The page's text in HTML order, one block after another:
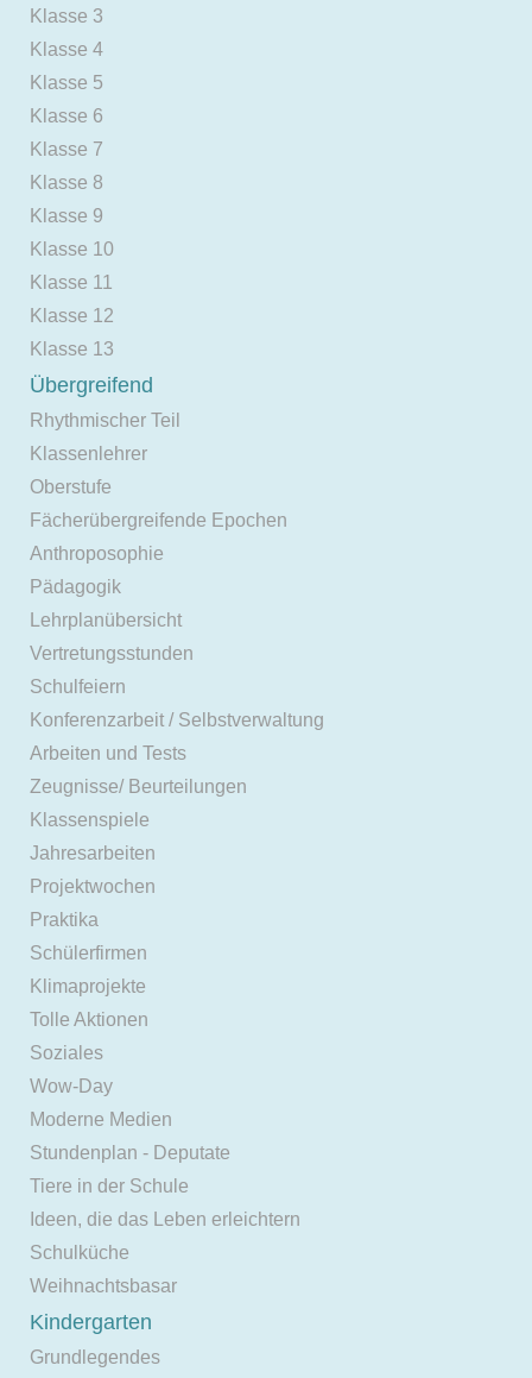
Klasse 3
Klasse 4
Klasse 5
Klasse 6
Klasse 7
Klasse 8
Klasse 9
Klasse 10
Klasse 11
Klasse 12
Klasse 13
Übergreifend
Rhythmischer Teil
Klassenlehrer
Oberstufe
Fächerübergreifende Epochen
Anthroposophie
Pädagogik
Lehrplanübersicht
Vertretungsstunden
Schulfeiern
Konferenzarbeit / Selbstverwaltung
Arbeiten und Tests
Zeugnisse/ Beurteilungen
Klassenspiele
Jahresarbeiten
Projektwochen
Praktika
Schülerfirmen
Klimaprojekte
Tolle Aktionen
Soziales
Wow-Day
Moderne Medien
Stundenplan - Deputate
Tiere in der Schule
Ideen, die das Leben erleichtern
Schulküche
Weihnachtsbasar
Kindergarten
Grundlegendes